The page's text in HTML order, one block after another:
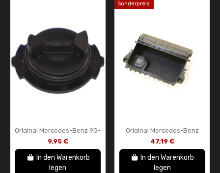
Original Mercedes-Benz 9G-
TRONIC Getriebeöl-
Ablassschraube –
9,95 €
In den Warenkorb
legen
Sonderpreis!
Original Mercedes-Benz
Aschenbecherabdeckung,
schwarze Zierleiste,
A17668001509H44, CLA...
47,19 €
In den Warenkorb
legen